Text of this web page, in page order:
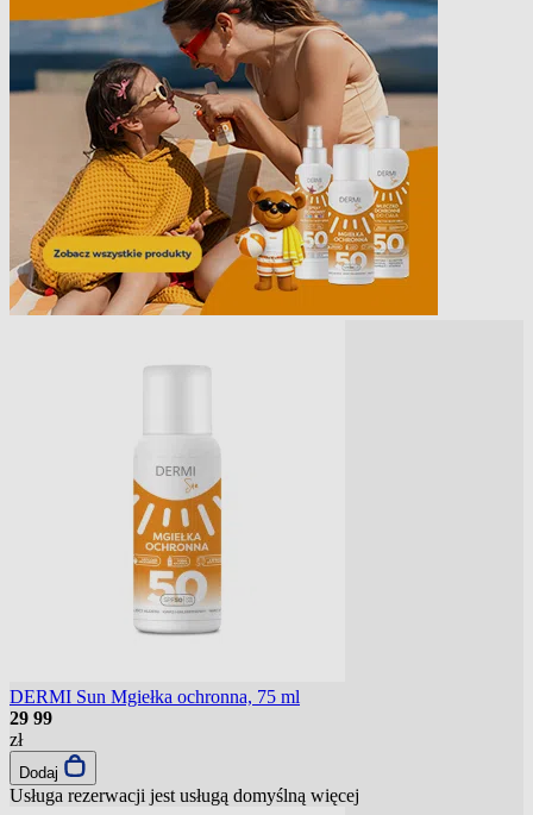
DERMI Sun Mgiełka ochronna, 75 ml
29 99
zł
Dodaj
Usługa rezerwacji jest usługą domyślną więcej